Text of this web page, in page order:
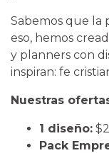
​Sabemos que la
eso, hemos
y planners con
inspiran: fe
Nuestras
1 diseño:
Pack